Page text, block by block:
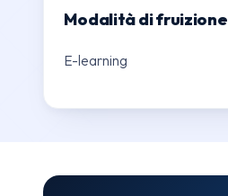
Modalità di fruizione
E-learning